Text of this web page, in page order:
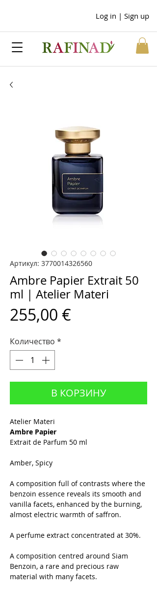
Log in | Sign up
Артикул: 3770014326560
Ambre Papier Extrait 50
ml | Atelier Materi
255,00 €
Количество *
В КОРЗИНУ
Atelier Materi
Ambre Papier
Extrait de Parfum 50 ml
Amber, Spicy
A composition full of contrasts where the
benzoin essence reveals its smooth and
vanilla facets, enhanced by the burning,
almost electric warmth of saffron.
A perfume extract concentrated at 30%.
A composition centred around Siam
Benzoin, a rare and precious raw
material with many facets.